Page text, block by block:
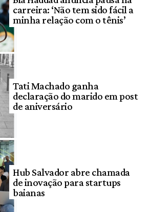
carreira: ‘Não tem sido fácil a
minha relação com o tênis’
Tati Machado ganha
declaração do marido em post
de aniversário
Hub Salvador abre chamada
de inovação para startups
baianas